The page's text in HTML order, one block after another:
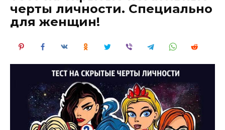
черты личности. Специально
для женщин!